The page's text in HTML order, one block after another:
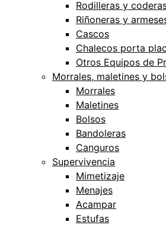
Rodilleras y
Riñoneras y
Cascos
Chalecos porta
Otros Equipos de
Morrales, maletines y
Morrales
Maletines
Bolsos
Bandoleras
Canguros
Supervivencia
Mimetizaje
Menajes
Acampar
Estufas